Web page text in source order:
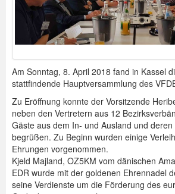
Am Sonntag, 8. April 2018 fand in Kassel
stattfindende Hauptversammlung des
Zu Eröffnung konnte der Vorsitzende
neben den Vertretern aus 12
Gäste aus dem In- und Ausland und deren
begrüßen. Zu Beginn wurden einige
Ehrungen vorgenommen.
Kjeld Majland, OZ5KM vom dänischen
EDR wurde mit der goldenen Ehrennadel
seine Verdienste um die Förderung des